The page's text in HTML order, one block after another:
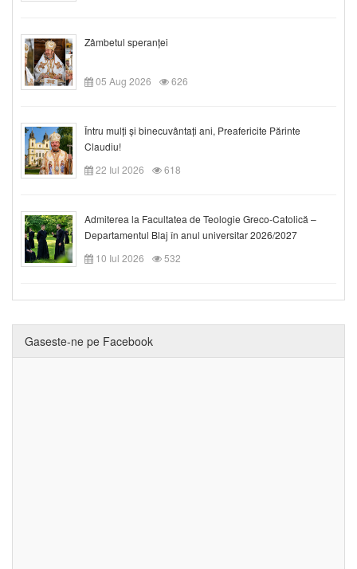
Zâmbetul speranței
05 Aug 2026 626
Întru mulți și binecuvântați ani, Preafericite Părinte
Claudiu!
22 Iul 2026
618
Admiterea la Facultatea de Teologie Greco-Catolică –
Departamentul Blaj în anul universitar 2026/2027
10 Iul 2026
532
Gaseste-ne pe Facebook